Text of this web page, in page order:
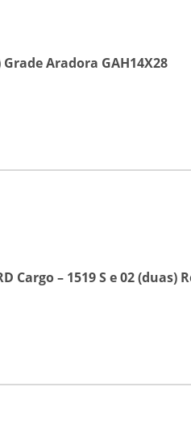
Aradora GAH14X28
Cargo – 1519 Se02 (duas)